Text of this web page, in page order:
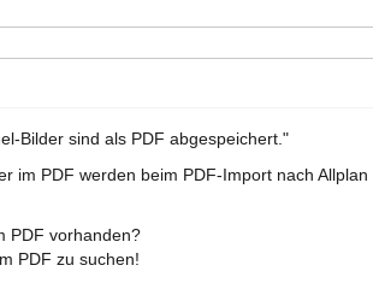
Bilder sind als PDF abgespeichert."
im PDF werden beim PDF-Import nach
PDF vorhanden?
PDF zu suchen!